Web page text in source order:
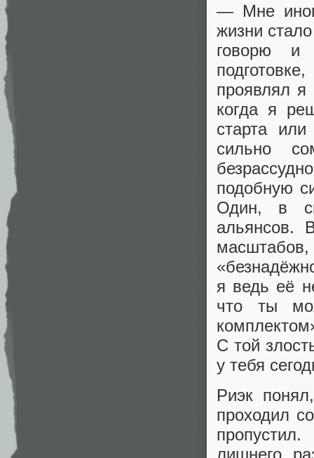
— Мне
жизни
говорю и
проявлял
когда я
старта
сильно
подобную
Один, в
альянсов.
я ведь её
что ты
С той
у тебя
Риэк
проходил
лишнего,